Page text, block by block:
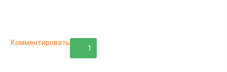
Комментировать
1